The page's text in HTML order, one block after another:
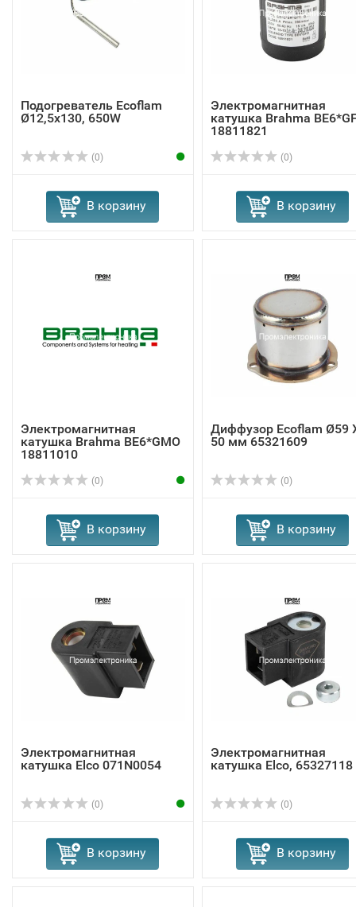
Подогреватель Ecoflam
Ø12,5x130, 650W
(0)
В корзину
Электромагнитная
катушка Brahma
18811821
(0)
В корзину
Электромагнитная
катушка Brahma BE6*GMO
18811010
(0)
В корзину
Диффузор Ecoflam Ø59
50 мм 65321609
(0)
В корзину
Электромагнитная
катушка Elco 071N0054
(0)
В корзину
Электромагнитная
катушка Elco, 65327118
(0)
В корзину